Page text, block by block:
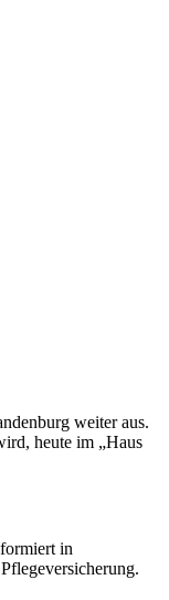
weiter aus.
heute im „Haus
in